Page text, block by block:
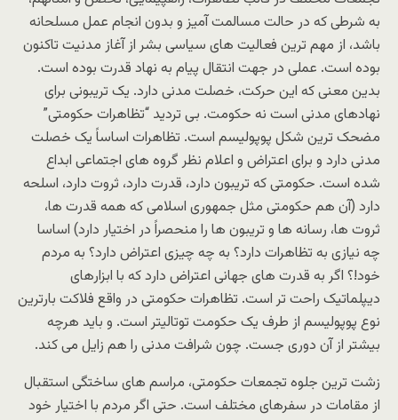
به شرطی که در حالت مسالمت آمیز و بدون انجام عمل مسلحانه
باشد، از مهم ترین فعالیت های سیاسی بشر از آغاز مدنیت تاکنون
بوده است. عملی در جهت انتقال پیام به نهاد قدرت بوده است.
بدین معنی که این حرکت، خصلت مدنی دارد. یک تریبونی برای
نهادهای مدنی است نه حکومت. بی تردید “تظاهرات حکومتی”
مضحک ترین شکل پوپولیسم است. تظاهرات اساساً یک خصلت
مدنی دارد و برای اعتراض و اعلام نظر گروه های اجتماعی ابداع
شده است. حکومتی که تریبون دارد، قدرت دارد، ثروت دارد، اسلحه
دارد (آن هم حکومتی مثل جمهوری اسلامی که همه قدرت ها،
ثروت ها، رسانه ها و تریبون ها را منحصراً در اختیار دارد) اساسا
چه نیازی به تظاهرات دارد؟ به چه چیزی اعتراض دارد؟ به مردم
خود!؟ اگر به قدرت های جهانی اعتراض دارد که با ابزارهای
دیپلماتیک راحت تر است. تظاهرات حکومتی در واقع فلاکت بارترین
نوع پوپولیسم از طرف یک حکومت توتالیتر است. و باید هرچه
بیشتر از آن دوری جست. چون شرافت مدنی را هم زایل می کند.
زشت ترین جلوه تجمعات حکومتی، مراسم های ساختگی استقبال
از مقامات در سفرهای مختلف است. حتی اگر مردم با اختیار خود